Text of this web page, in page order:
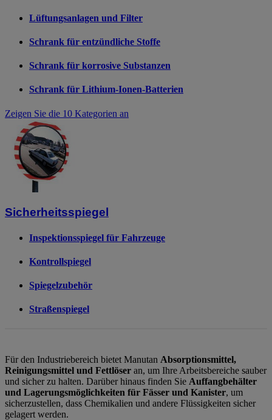
Lüftungsanlagen und Filter
Schrank für entzündliche Stoffe
Schrank für korrosive Substanzen
Schrank für Lithium-Ionen-Batterien
Zeigen Sie die 10 Kategorien an
Sicherheitsspiegel
Inspektionsspiegel für Fahrzeuge
Kontrollspiegel
Spiegelzubehör
Straßenspiegel
Für den Industriebereich bietet Manutan Absorptionsmittel,
Reinigungsmittel und Fettlöser an, um Ihre Arbeitsbereiche sauber
und sicher zu halten. Darüber hinaus finden Sie Auffangbehälter
und Lagerungsmöglichkeiten für Fässer und Kanister, um
sicherzustellen, dass Chemikalien und andere Flüssigkeiten sicher
gelagert werden.